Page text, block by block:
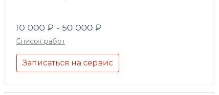
10 000 ₽ - 50 000 ₽
Список работ
Записаться на сервис